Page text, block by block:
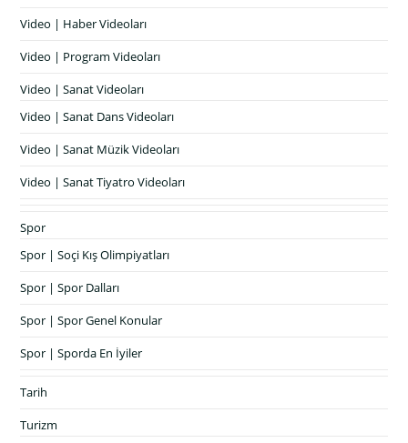
Video | Haber Videoları
Video | Program Videoları
Video | Sanat Videoları
Video | Sanat Dans Videoları
Video | Sanat Müzik Videoları
Video | Sanat Tiyatro Videoları
Spor
Spor | Soçi Kış Olimpiyatları
Spor | Spor Dalları
Spor | Spor Genel Konular
Spor | Sporda En İyiler
Tarih
Turizm